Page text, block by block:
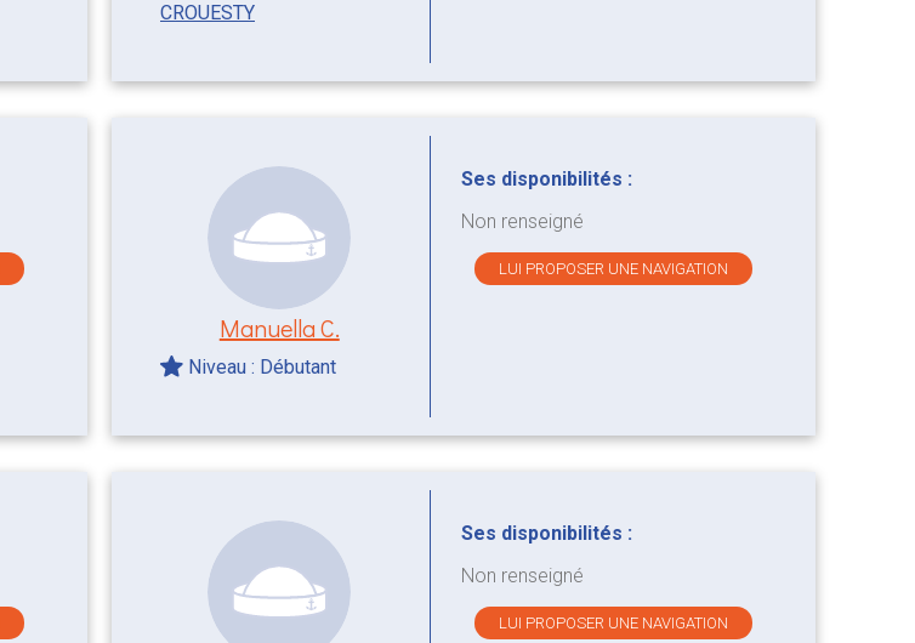
CROUESTY
Manuella C.
Niveau : Débutant
Ses disponibilités :
Non renseigné
LUI PROPOSER UNE NAVIGATION
Ses disponibilités :
Non renseigné
LUI PROPOSER UNE NAVIGATION